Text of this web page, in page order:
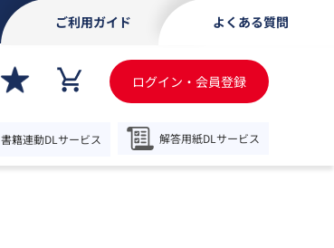
ご利用ガイド よくある質問
ログイン・会員登録
書籍連動DLサービス 解答用紙DLサービス